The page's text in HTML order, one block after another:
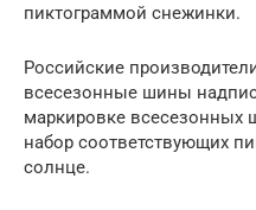
пиктограммой снежинки.
Российские
всесезонные шины
маркировке всесезонных
набор соответствующих
солнце.